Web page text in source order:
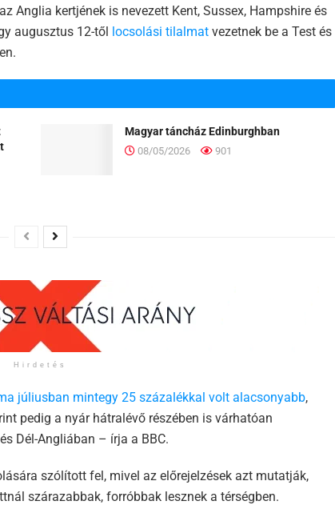
Anglia kertjének is nevezett Kent, Sussex, Hampshire és
augusztus 12-től locsolási tilalmat vezetnek be a Test és
Magyar táncház Edinburghban
08/05/2026 901
Hirdetés
júliusban mintegy 25 százalékkal volt alacsonyabb,
pedig a nyár hátralévő részében is várhatóan
Dél-Angliában – írja a BBC.
szólított fel, mivel az előrejelzések azt mutatják,
szárazabbak, forróbbak lesznek a térségben.